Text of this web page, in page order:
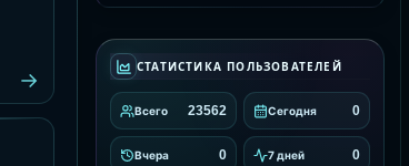
СТАТИСТИКА ПОЛЬЗОВАТЕЛЕЙ
Всего 23562 Сегодня 0
Вчера 0 7 дней 0